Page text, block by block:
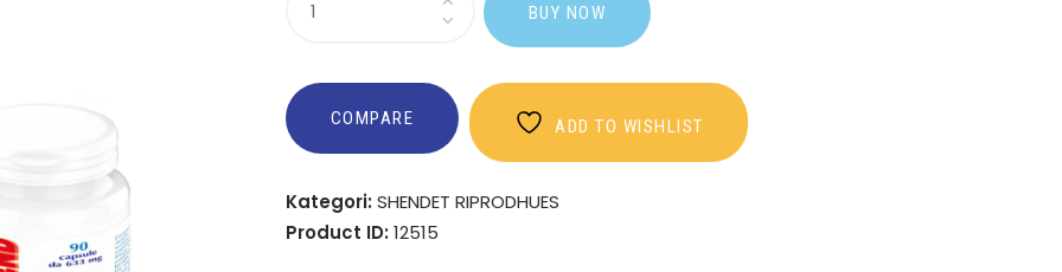
BUY NOW
COMPARE ADD TO WISHLIST
Kategori:SHENDET RIPRODHUES
Product ID:12515